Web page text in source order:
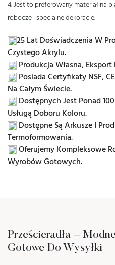
4. Jest to preferowany materiał na
robocze i specjalne dekoracje.
25 Lat Doświadczenia W
Czystego Akrylu.
Produkcja Własna,
Posiada Certyfikaty NSF,
Na Całym Świecie.
Dostępnych Jest Ponad
Usługą Doboru Koloru.
Dostępne Są Arkusze I
Termoformowania.
Oferujemy Kompleksowe
Wyrobów Gotowych.
Prześcieradła –
Gotowe Do Wysyłki